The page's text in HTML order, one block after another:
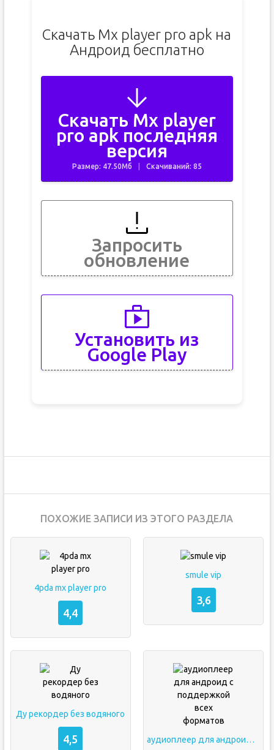
Скачать Mx player pro apk на
Андроид бесплатно
Скачать Mx player
pro apk последняя
версия
Размер: 47.50Мб Скачиваний: 85
Запросить
обновление
Установить из
Google Play
ПОХОЖИЕ ЗАПИСИ ИЗ ЭТОГО РАЗДЕЛА
4pda mx player pro
4,4
smule vip
3,6
Ду рекордер без водяного
4,5 аудиоплеер для андроид с поддержкой всех форматов